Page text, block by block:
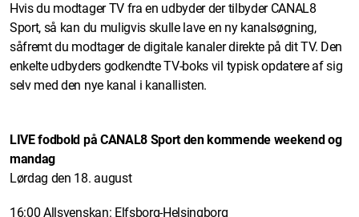
Hvis du modtager TV fra en udbyder der tilbyder CANAL8
Sport, så kan du muligvis skulle lave en ny kanalsøgning,
såfremt du modtager de digitale kanaler direkte på dit TV. Den
enkelte udbyders godkendte TV-boks vil typisk opdatere af sig
selv med den nye kanal i kanallisten.
LIVE fodbold på CANAL8 Sport den kommende weekend og
mandag
Lørdag den 18. august
16:00 Allsvenskan: Elfsborg-Helsingborg